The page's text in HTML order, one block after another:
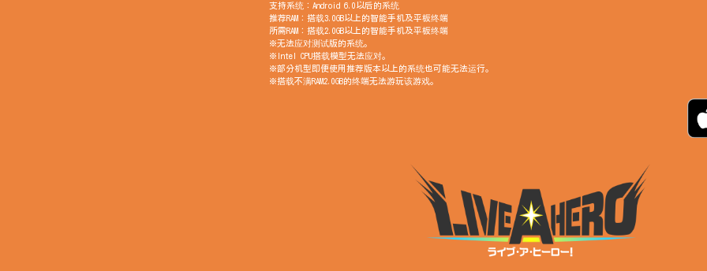
支持系统：Android 6.0以后的系统
推荐RAM：搭载3.0GB以上的智能手机及平板终端
所需RAM：搭载2.0GB以上的智能手机及平板终端
※无法应对测试版的系统。
※Intel CPU搭载模型无法应对。
※部分机型即便使用推荐版本以上的系统也可能无法运行。
※搭载不满RAM2.0GB的终端无法游玩该游戏。